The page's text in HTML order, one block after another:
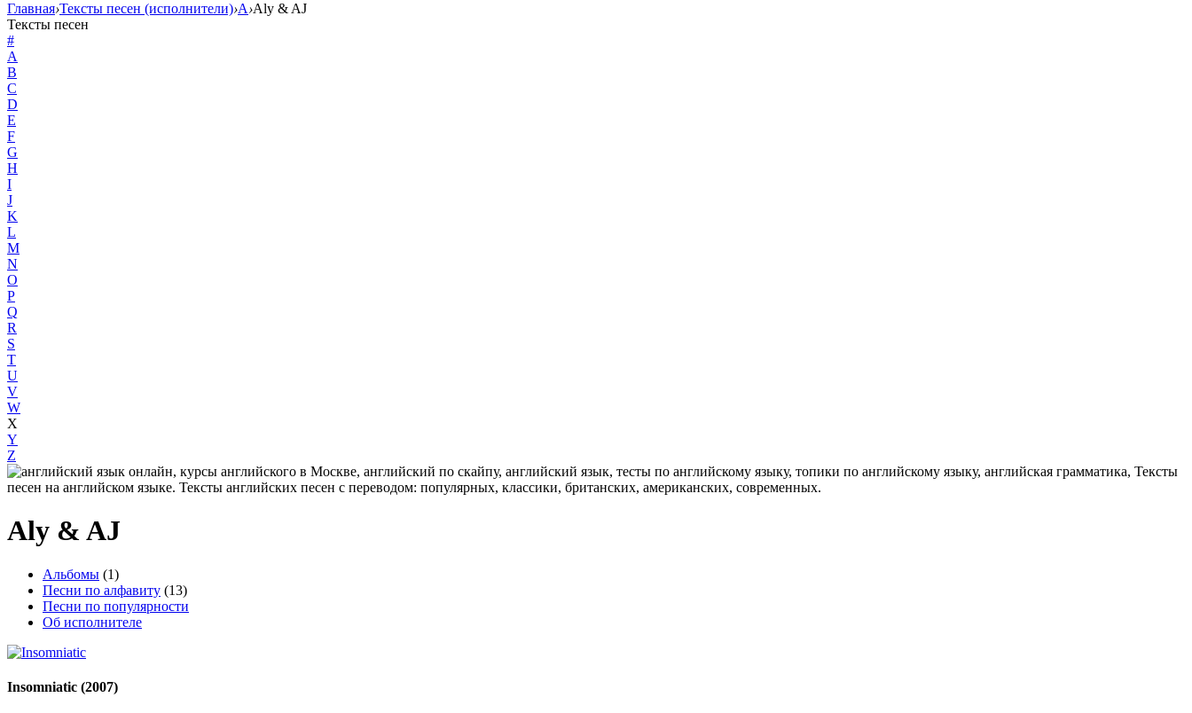
Главная›Тексты песен (исполнители)›A›Aly & AJ
Тексты песен
#
A
B
C
D
E
F
G
H
I
J
K
L
M
N
O
P
Q
R
S
T
U
V
W
X
Y
Z
Aly & AJ
Альбомы (1)
Песни по алфавиту (13)
Песни по популярности
Об исполнителе
Insomniatic (2007)